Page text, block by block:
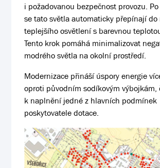
i požadovanou bezpečnost provozu.
se tato světla automaticky přepínají do
teplejšího osvětlení s barevnou
Tento krok pomáhá minimalizovat
modrého světla na okolní prostředí.
Modernizace přináší úspory energie
oproti původním sodíkovým výbojkám,
k naplnění jedné z hlavních podmínek
poskytovatele dotace.